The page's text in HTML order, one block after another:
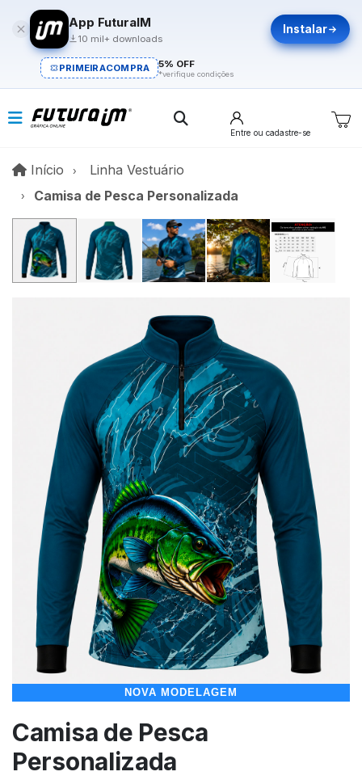
App FuturaIM
10 mil+ downloads
Instalar
PRIMEIRACOMPRA 5% OFF
*verifique condições
Entre ou cadastre-se
Início InícioLinha Vestuário
Camisa de Pesca Personalizada
NOVA MODELAGEM
Camisa de Pesca
Personalizada